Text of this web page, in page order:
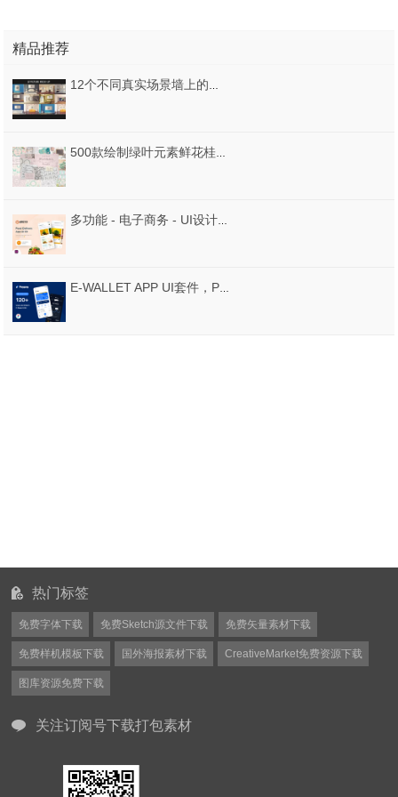
精品推荐
热门标签
免费字体下载 免费Sketch源文件下载 免费矢量素材下载
免费样机模板下载 国外海报素材下载 CreativeMarket免费资源下载
图库资源免费下载
关注订阅号下载打包素材